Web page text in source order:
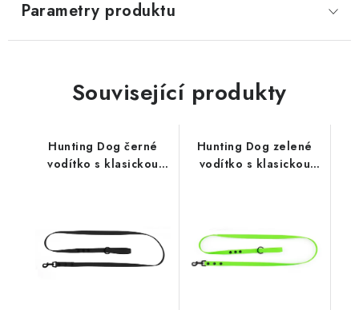
Parametry produktu
Související produkty
Hunting Dog černé
vodítko s klasickou
Hunting Dog zelené
vodítko s klasickou